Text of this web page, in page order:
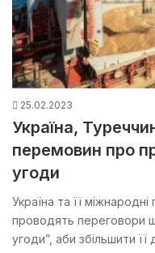
25.02.2023
Україна,
перемовин про
угоди
Україна та її
проводять переговори
угоди”, аби збільшити її